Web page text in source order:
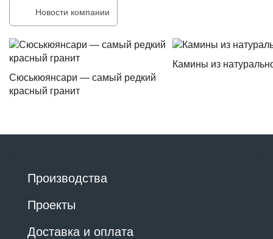
Новости компании
Сюськюянсари — самый редкий
красный гранит
Камины из
Производства
Проекты
Доставка и оплата